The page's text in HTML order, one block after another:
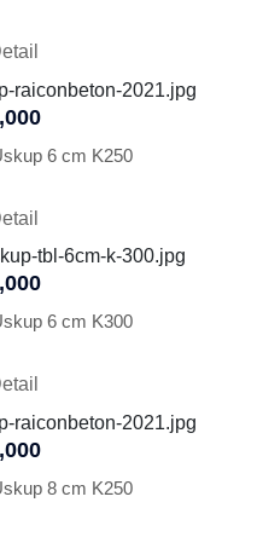
6 cm K250
6 cm K300
8 cm K250